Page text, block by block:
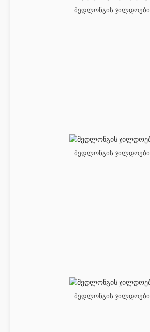
მედლონგის ჯილდოები
მედლონგის ჯილდოები
მედლონგის ჯილდოები